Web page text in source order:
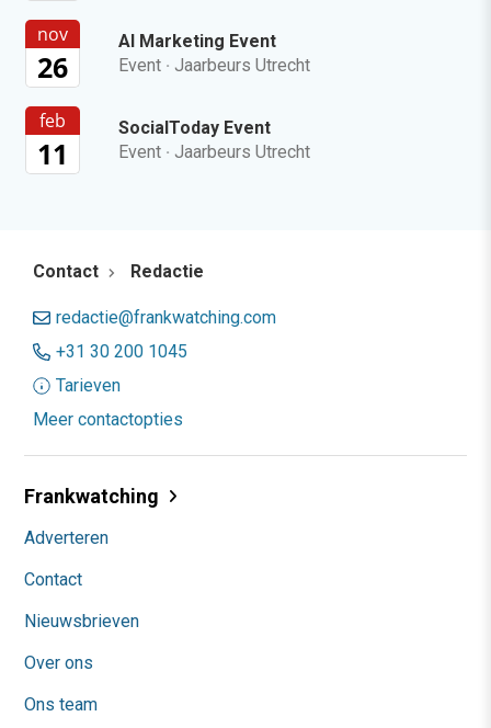
nov
26
AI Marketing Event
Event · Jaarbeurs Utrecht
feb
11
SocialToday Event
Event · Jaarbeurs Utrecht
Contact Redactie
redactie@frankwatching.com
+31 30 200 1045
Tarieven
Meer contactopties
Frankwatching
Adverteren
Contact
Nieuwsbrieven
Over ons
Ons team